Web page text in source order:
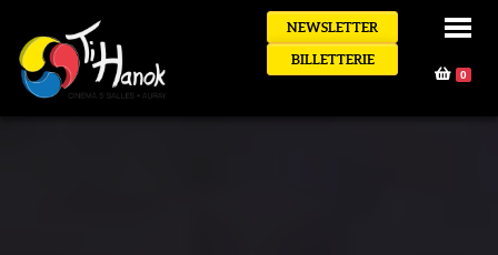
NEWSLETTER
BILLETTERIE
0